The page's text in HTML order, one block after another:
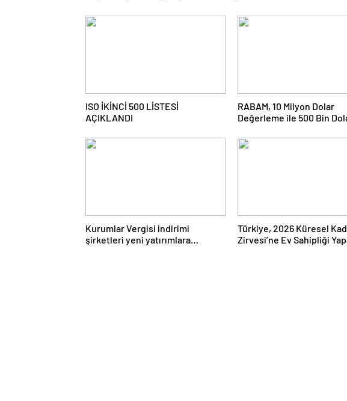
ISO İKİNCİ 500 LİSTESİ
AÇIKLANDI
RABAM, 10 Milyon Dolar
Değerleme ile 500 Bin
Kurumlar Vergisi indirimi
şirketleri yeni yatırımlara
Türkiye, 2026 Küresel
Zirvesi’ne Ev Sahipliği